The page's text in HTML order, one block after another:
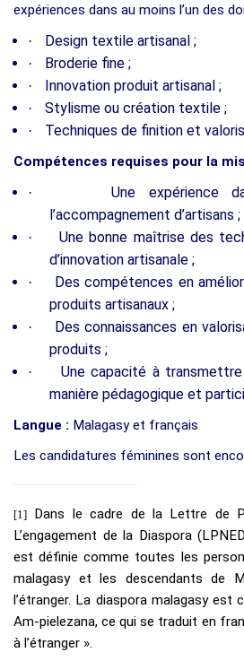
expériences dans au moins l’un des
· Design textile artisanal ;
· Broderie fine ;
· Innovation produit artisanal ;
· Stylisme ou création textile ;
· Techniques de finition et
Compétences requises pour la
·
Une expérience
l’accompagnement d’artisans ;
·
Une bonne maîtrise des
d’innovation artisanale ;
·
Des compétences en
produits artisanaux ;
·
Des connaissances en
produits ;
·
Une capacité à
manière pédagogique et
Langue : Malagasy et français
Les candidatures féminines sont
[1] Dans le cadre de la Lettre de
L’engagement de la Diaspora
est définie comme toutes les
malagasy et les descendants de
l’étranger. La diaspora malagasy est
Am-pielezana, ce qui se traduit en
à l’étranger ».